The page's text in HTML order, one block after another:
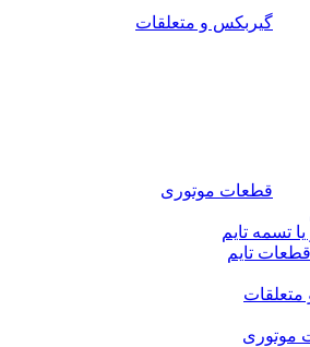
گیربکس و متعلقات
قطعات موتوری
تسمه تایم
تایم
متعلقات
موتوری